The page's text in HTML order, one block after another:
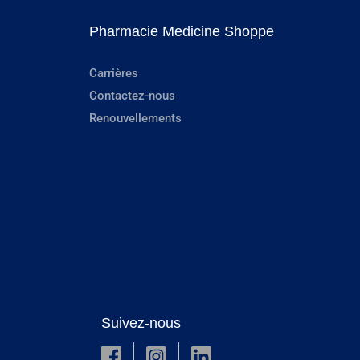
Pharmacie Medicine Shoppe
Carrières
Contactez-nous
Renouvellements
Suivez-nous